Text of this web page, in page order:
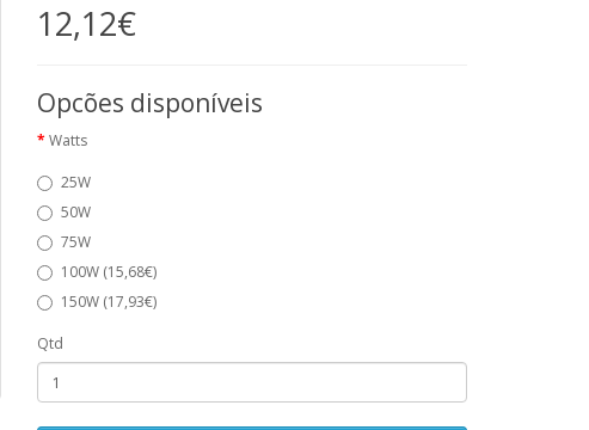
12,12€
Opcões disponíveis
Watts
25W
50W
75W
100W (15,68€)
150W (17,93€)
Qtd